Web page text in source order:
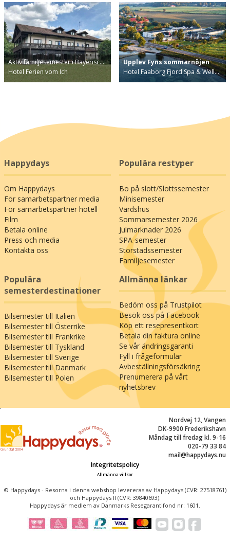
Aktiv familjesemester i Bayerisc…
Hotel Ferien vom Ich
Upplev Fyns sommarnöjen
Hotel Faaborg Fjord Spa & Well…
Happydays
Om Happydays
För samarbetspartner media
För samarbetspartner hotell
Film
Betala online
Press och media
Kontakta oss
Populära restyper
Bo på slott/Slottssemester
Minisemester
Värdshus
Sommarsemester 2026
Julmarknader 2026
SPA-semester
Storstadssemester
Familjesemester
Populära
semesterdestinationer
Bilsemester till Italien
Bilsemester till Österrike
Bilsemester till Frankrike
Bilsemester till Tyskland
Bilsemester till Sverige
Bilsemester till Danmark
Bilsemester till Polen
Allmänna länkar
Bedöm oss på Trustpilot
Besök oss på Facebook
Köp ett resepresentkort
Betala din faktura online
Se vår ändringsgaranti
Fyll i frågeformulär
Avbeställningsförsäkring
Prenumerera på vårt
nyhetsbrev
Nordvej 12, Vangen
DK-9900 Frederikshavn
Måndag till fredag kl. 9-16
020-79 33 84
mail@happydays.nu
Integritetspolicy
Allmänna villkor
© Happydays - Resorna i denna webshop levereras av Happydays (CVR: 27518761)
och Happydays II (CVR: 39840693).
Happydays är medlem av Danmarks Resegarantifond nr: 1601.